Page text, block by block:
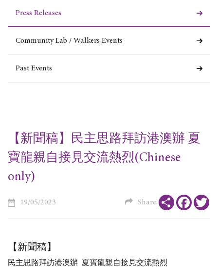
Press Releases
Community Lab / Walkers Events
Past Events
【新聞稿】民主思路拜訪港澳辦 夏
寶龍親自接見交流熱烈(Chinese
only)
19/05/2023 Share: Share
【新聞稿】
民主思路拜訪港澳辦 夏寶龍親自接見交流熱烈